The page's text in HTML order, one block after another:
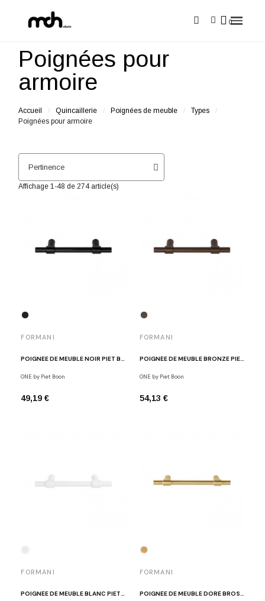
Poignées pour
armoire
Accueil Quincaillerie Poignées de meuble
Types
Poignées pour armoire
Affichage 1-48 de 274 article(s)
FORMANI
POIGNÉE DE MEUBLE NOIR PIET BOON ONE
ONE by Piet Boon
49,19 €
FORMANI
POIGNÉE DE MEUBLE BRONZE PIET BOON ONE
ONE by Piet Boon
54,13 €
FORMANI
POIGNÉE DE MEUBLE BLANC PIET BOON ONE
FORMANI
POIGNÉE DE MEUBLE DORÉ BROSSÉ PIET BOON ONE